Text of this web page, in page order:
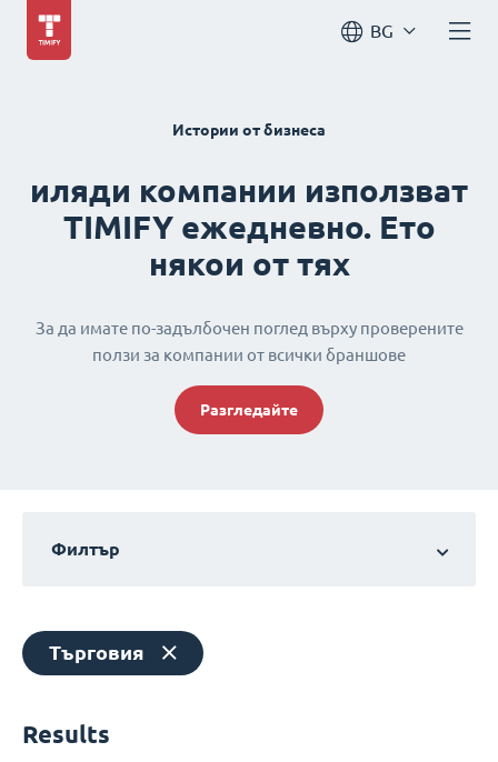
BG
Истории от бизнеса
иляди компании използват
TIMIFY ежедневно. Ето
някои от тях
За да имате по-задълбочен поглед върху проверените
ползи за компании от всички браншове
Разгледайте
Филтър
Търговия
Results